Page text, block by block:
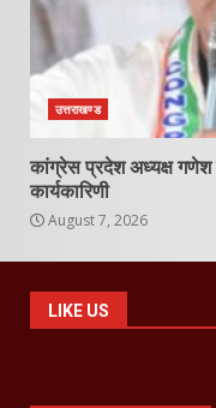
उत्तराखण्ड
कांग्रेस प्रदेश अध्यक्ष गणेश
कार्यकारिणी
August 7, 2026
LIKE US